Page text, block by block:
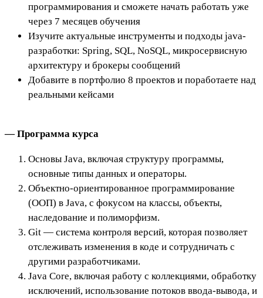
программирования и сможете начать работать уже
через 7 месяцев обучения
Изучите актуальные инструменты и подходы java-
разработки: Spring, SQL, NoSQL, микросервисную
архитектуру и брокеры сообщений
Добавите в портфолио 8 проектов и поработаете над
реальными кейсами
— Программа курса
Основы Java, включая структуру программы,
основные типы данных и операторы.
Объектно-ориентированное программирование
(ООП) в Java, с фокусом на классы, объекты,
наследование и полиморфизм.
Git — система контроля версий, которая позволяет
отслеживать изменения в коде и сотрудничать с
другими разработчиками.
Java Core, включая работу с коллекциями, обработку
исключений, использование потоков ввода-вывода, и